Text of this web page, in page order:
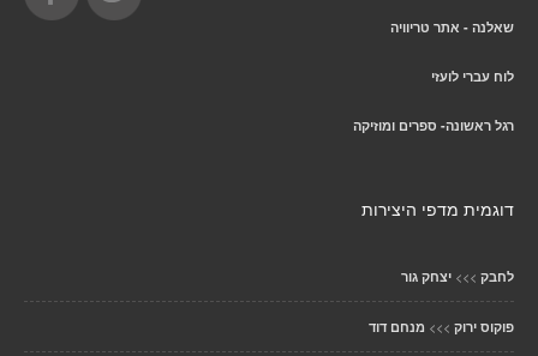
שאלנה - אתר טריוויה
לוח עברי לועזי
רגל ראשונה- ספרים ומוזיקה
דוגמית מדפי היצירות
לחבק >>> יצחק גור
פוקוס ירוק >>> מנחם דוד